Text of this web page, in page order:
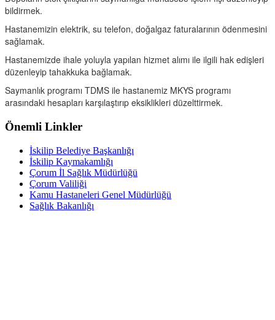
bildirmek.
Hastanemizin elektrik, su telefon, doğalgaz faturalarının ödenmesini
sağlamak.
Hastanemizde ihale yoluyla yapılan hizmet alımı ile ilgili hak edişleri
düzenleyip tahakkuka bağlamak.
Saymanlık programı TDMS ile hastanemiz MKYS programı
arasındaki hesapları karşılaştırıp eksiklikleri düzelttirmek.
Önemli Linkler
İskilip Belediye Başkanlığı
İskilip Kaymakamlığı
Çorum İl Sağlık Müdürlüğü
Çorum Valiliği
Kamu Hastaneleri Genel Müdürlüğü
Sağlık Bakanlığı